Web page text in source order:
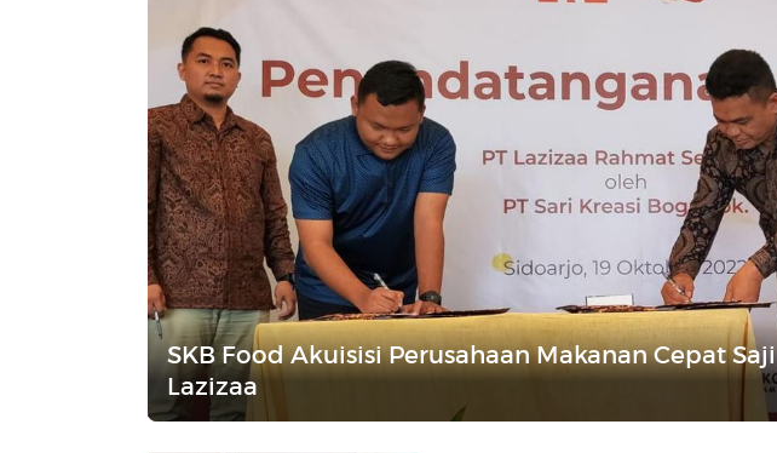
SKB Food Akuisisi Perusahaan Makanan Cepat Saji
Lazizaa